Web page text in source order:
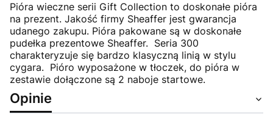
Pióra wieczne serii Gift Collection to doskonałe pióra
na prezent. Jakość firmy Sheaffer jest gwarancja
udanego zakupu. Pióra pakowane są w doskonałe
pudełka prezentowe Sheaffer. Seria 300
charakteryzuje się bardzo klasyczną linią w stylu
cygara. Pióro wyposażone w tłoczek, do pióra w
zestawie dołączone są 2 naboje startowe.
Opinie